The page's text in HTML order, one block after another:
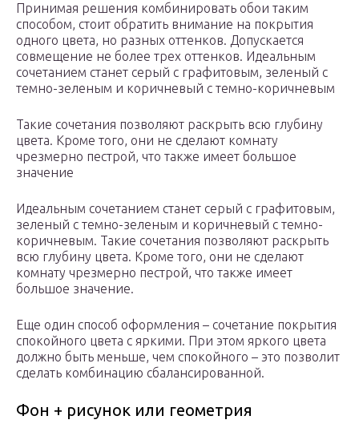
Принимая решения комбинировать обои таким
способом, стоит обратить внимание на покрытия
одного цвета, но разных оттенков. Допускается
совмещение не более трех оттенков. Идеальным
сочетанием станет серый с графитовым, зеленый с
темно-зеленым и коричневый с темно-коричневым
Такие сочетания позволяют раскрыть всю глубину
цвета. Кроме того, они не сделают комнату
чрезмерно пестрой, что также имеет большое
значение
Идеальным сочетанием станет серый с графитовым,
зеленый с темно-зеленым и коричневый с темно-
коричневым. Такие сочетания позволяют раскрыть
всю глубину цвета. Кроме того, они не сделают
комнату чрезмерно пестрой, что также имеет
большое значение.
Еще один способ оформления – сочетание покрытия
спокойного цвета с яркими. При этом яркого цвета
должно быть меньше, чем спокойного – это позволит
сделать комбинацию сбалансированной.
Фон + рисунок или геометрия